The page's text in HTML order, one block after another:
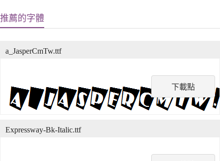
推薦的字體
下載點
a_JasperCmTw.ttf
Expressway-Bk-Italic.ttf